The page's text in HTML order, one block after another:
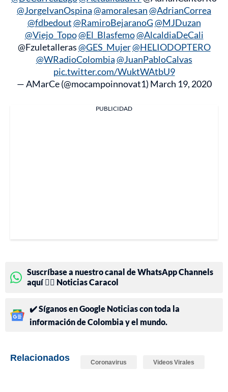
@JorgeIvanOspina@amoralesan@AdrianCorrea
@fdbedout@RamiroBejaranoG@MJDuzan
@Viejo_Topo@El_Blasfemo@AlcaldiaDeCali
@Fzuletalleras@GES_Mujer@HELIODOPTERO
@WRadioColombia@JuanPabloCalvas
pic.twitter.com/WuktWAtbU9
— AMarCe (@mocampoinnovat1) March 19, 2020
PUBLICIDAD
Suscríbase a nuestro canal de WhatsApp Channels
aquí 👉🏻 Noticias Caracol
✔️ Síganos en Google Noticias con toda la
información de Colombia y el mundo.
Relacionados Coronavirus Videos Virales